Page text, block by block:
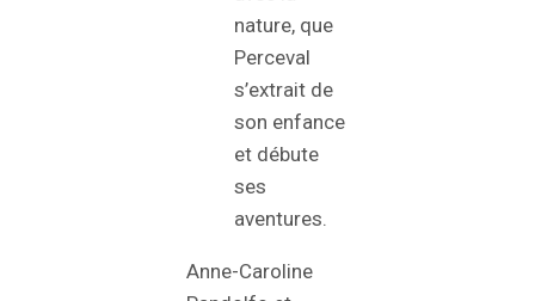
nature, que
Perceval
s’extrait de
son enfance
et débute
ses
aventures.
Anne-Caroline